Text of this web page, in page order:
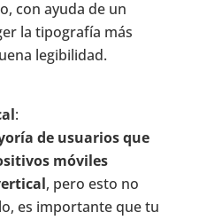
con ayuda de un
la tipografía más
legibilidad.
:
de usuarios que
móviles
, pero esto no
es importante que tu